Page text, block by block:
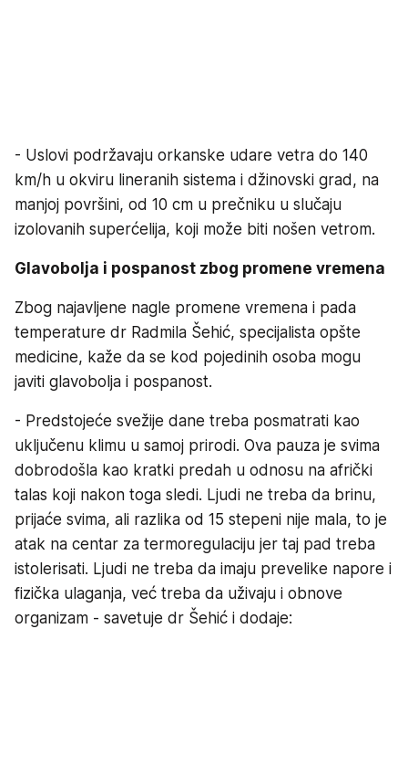
- Uslovi podržavaju orkanske udare vetra do 140
km/h u okviru lineranih sistema i džinovski grad, na
manjoj površini, od 10 cm u prečniku u slučaju
izolovanih superćelija, koji može biti nošen vetrom.
Glavobolja i pospanost zbog promene vremena
Zbog najavljene nagle promene vremena i pada
temperature dr Radmila Šehić, specijalista opšte
medicine, kaže da se kod pojedinih osoba mogu
javiti glavobolja i pospanost.
- Predstojeće svežije dane treba posmatrati kao
uključenu klimu u samoj prirodi. Ova pauza je svima
dobrodošla kao kratki predah u odnosu na afrički
talas koji nakon toga sledi. Ljudi ne treba da brinu,
prijaće svima, ali razlika od 15 stepeni nije mala, to je
atak na centar za termoregulaciju jer taj pad treba
istolerisati. Ljudi ne treba da imaju prevelike napore i
fizička ulaganja, već treba da uživaju i obnove
organizam - savetuje dr Šehić i dodaje: